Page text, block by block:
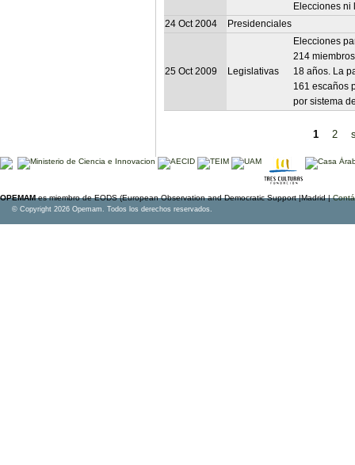
Elecciones ni
24 Oct 2004
Presidenciales
25 Oct 2009 Legislativas
Elecciones
214
18 años. La
161 escaños
por sistema
1 2
OPEMAMes miembro de EODS (European Observation and Democratic Support |Madrid |
© Copyright 2026 Opemam. Todos los derechos reservados.